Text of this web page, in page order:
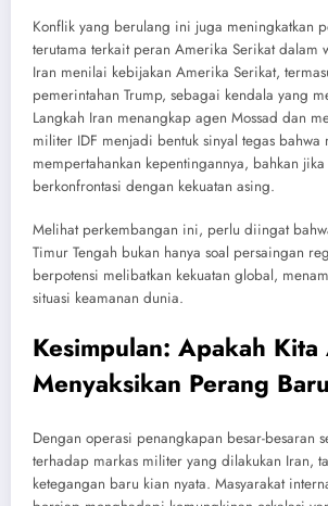
Konflik yang berulang ini juga meningkatkan
terutama terkait peran Amerika Serikat dalam
Iran menilai kebijakan Amerika Serikat,
pemerintahan Trump, sebagai kendala yang
Langkah Iran menangkap agen Mossad dan
militer IDF menjadi bentuk sinyal tegas bahwa
mempertahankan kepentingannya, bahkan jika
berkonfrontasi dengan kekuatan asing.
Melihat perkembangan ini, perlu diingat
Timur Tengah bukan hanya soal persaingan
berpotensi melibatkan kekuatan global,
situasi keamanan dunia.
Kesimpulan: Apakah Kita
Menyaksikan Perang
Dengan operasi penangkapan besar-besaran
terhadap markas militer yang dilakukan Iran,
ketegangan baru kian nyata. Masyarakat